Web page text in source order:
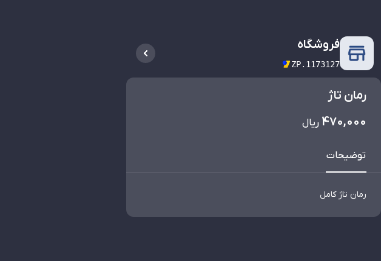
فروشگاه
ZP.1173127
رمان تاژ
470,000 ریال
توضیحات
رمان تاژ کامل